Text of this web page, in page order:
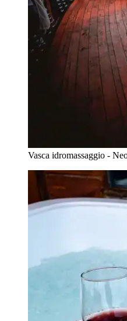
Vasca idromassaggio -